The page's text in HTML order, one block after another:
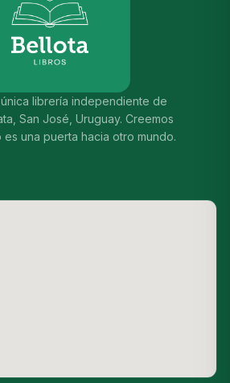
librería independiente de
San José, Uruguay. Creemos
una puerta hacia otro mundo.